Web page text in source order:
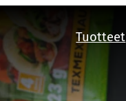
Tuotteet